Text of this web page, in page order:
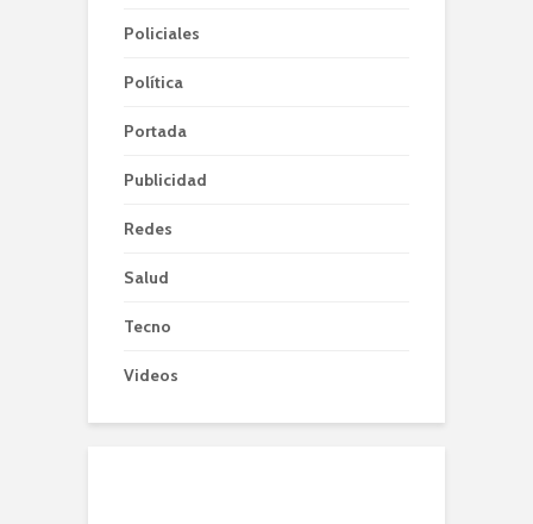
Policiales
Política
Portada
Publicidad
Redes
Salud
Tecno
Videos